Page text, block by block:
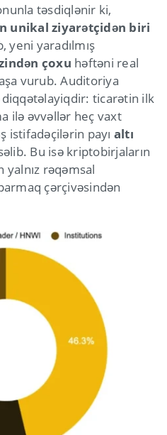
təsdiqlənir ki,
unikal ziyarətçidən biri
yeni yaradılmış
çoxu həftəni real
vurub. Auditoriya
ticarətin ilk
ilə əvvəllər heç vaxt
istifadəçilərin payı altı
Bu isə kriptobirjaların
rəqəmsal
çərçivəsindən